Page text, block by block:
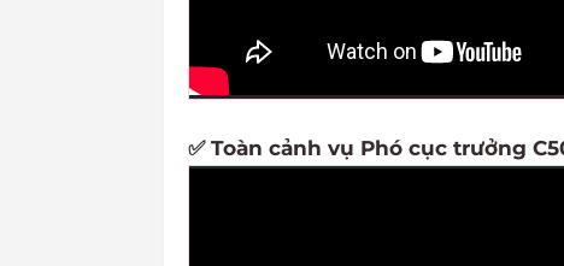
✅ Toàn cảnh vụ Phó cục trưởng